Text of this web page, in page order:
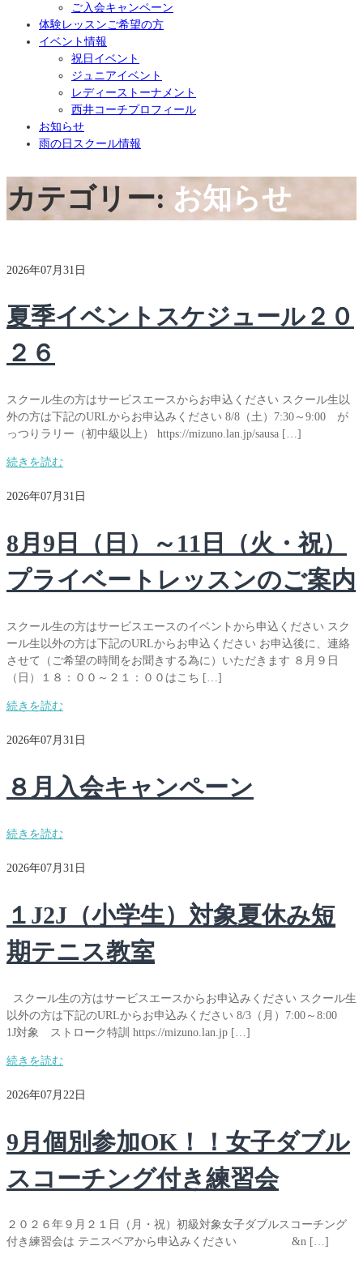
ご入会キャンペーン
体験レッスンご希望の方
イベント情報
祝日イベント
ジュニアイベント
レディーストーナメント
西井コーチプロフィール
お知らせ
雨の日スクール情報
カテゴリー: お知らせ
2026年07月31日
夏季イベントスケジュール２０
２６
スクール生の方はサービスエースからお申込ください スクール生以
外の方は下記のURLからお申込みください 8/8（土）7:30～9:00 が
っつりラリー（初中級以上） https://mizuno.lan.jp/sausa […]
続きを読む
2026年07月31日
8月9日（日）～11日（火・祝）
プライベートレッスンのご案内
スクール生の方はサービスエースのイベントから申込ください スク
ール生以外の方は下記のURLからお申込ください お申込後に、連絡
させて（ご希望の時間をお聞きする為に）いただきます ８月９日
（日）１８：００～２１：００はこち […]
続きを読む
2026年07月31日
８月入会キャンペーン
続きを読む
2026年07月31日
１J2J（小学生）対象夏休み短
期テニス教室
スクール生の方はサービスエースからお申込みください スクール生
以外の方は下記のURLからお申込みください 8/3（月）7:00～8:00
1J対象 ストローク特訓 https://mizuno.lan.jp […]
続きを読む
2026年07月22日
9月個別参加OK！！女子ダブル
スコーチング付き練習会
２０２６年９月２１日（月・祝）初級対象女子ダブルスコーチング
付き練習会は テニスベアから申込みください &n […]